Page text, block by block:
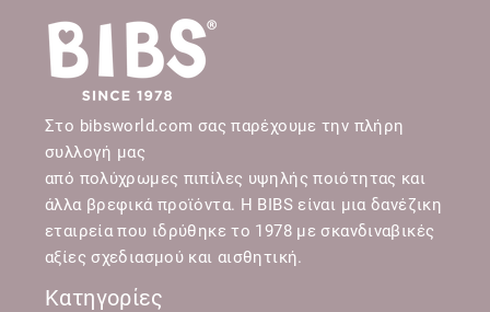
Στο bibsworld.com σας παρέχουμε την πλήρη
συλλογή μας
από πολύχρωμες πιπίλες υψηλής ποιότητας και
άλλα βρεφικά προϊόντα. Η BIBS είναι μια δανέζικη
εταιρεία που ιδρύθηκε το 1978 με σκανδιναβικές
αξίες σχεδιασμού και αισθητική.
Κατηγορίες